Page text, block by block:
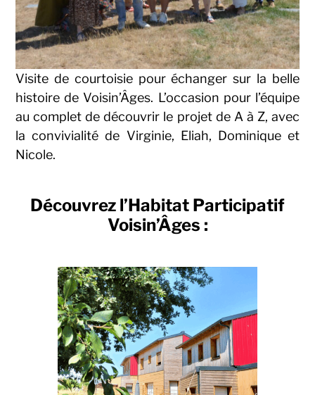
Visite de courtoisie pour échanger sur la belle
histoire de Voisin’Âges. L’occasion pour l’équipe
au complet de découvrir le projet de A à Z, avec
la convivialité de Virginie, Eliah, Dominique et
Nicole.
Découvrez l’Habitat Participatif
Voisin’Âges :